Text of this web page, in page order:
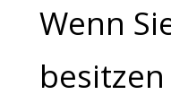
Wenn